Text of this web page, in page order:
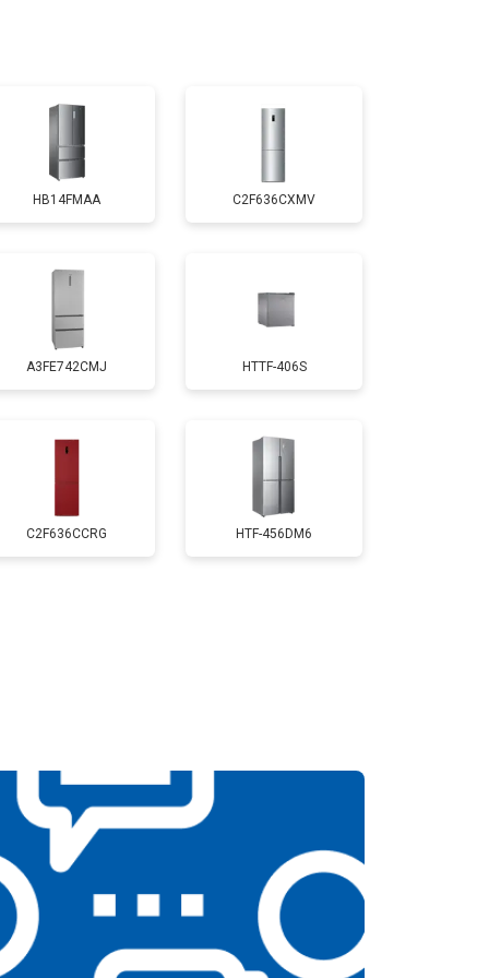
1810 ₽ Заказать
1700 ₽ Заказать
Заказать
1700 ₽ Заказать
4750 ₽
3650 ₽
HB14FMAA C2F636CXMV
A3FE742CMJ HTTF-406S
C2F636CCRG HTF-456DM6